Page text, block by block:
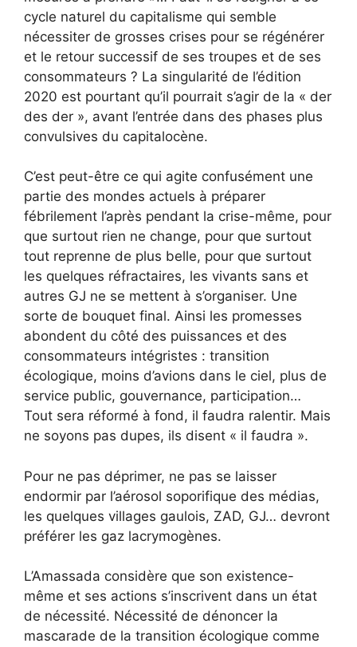
cycle naturel du capitalisme qui semble
nécessiter de grosses crises pour se régénérer
et le retour successif de ses troupes et de ses
consommateurs ? La singularité de l’édition
2020 est pourtant qu’il pourrait s’agir de la « der
des der », avant l’entrée dans des phases plus
convulsives du capitalocène.
C’est peut-être ce qui agite confusément une
partie des mondes actuels à préparer
fébrilement l’après pendant la crise-même, pour
que surtout rien ne change, pour que surtout
tout reprenne de plus belle, pour que surtout
les quelques réfractaires, les vivants sans et
autres GJ ne se mettent à s’organiser. Une
sorte de bouquet final. Ainsi les promesses
abondent du côté des puissances et des
consommateurs intégristes : transition
écologique, moins d’avions dans le ciel, plus de
service public, gouvernance, participation…
Tout sera réformé à fond, il faudra ralentir. Mais
ne soyons pas dupes, ils disent « il faudra ».
Pour ne pas déprimer, ne pas se laisser
endormir par l’aérosol soporifique des médias,
les quelques villages gaulois, ZAD, GJ… devront
préférer les gaz lacrymogènes.
L’Amassada considère que son existence-
même et ses actions s’inscrivent dans un état
de nécessité. Nécessité de dénoncer la
mascarade de la transition écologique comme